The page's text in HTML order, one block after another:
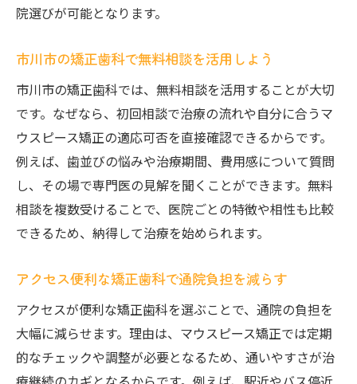
院選びが可能となります。
市川市の矯正歯科で無料相談を活用しよう
市川市の矯正歯科では、無料相談を活用することが大切
です。なぜなら、初回相談で治療の流れや自分に合うマ
ウスピース矯正の適応可否を直接確認できるからです。
例えば、歯並びの悩みや治療期間、費用感について質問
し、その場で専門医の見解を聞くことができます。無料
相談を複数受けることで、医院ごとの特徴や相性も比較
できるため、納得して治療を始められます。
アクセス便利な矯正歯科で通院負担を減らす
アクセスが便利な矯正歯科を選ぶことで、通院の負担を
大幅に減らせます。理由は、マウスピース矯正では定期
的なチェックや調整が必要となるため、通いやすさが治